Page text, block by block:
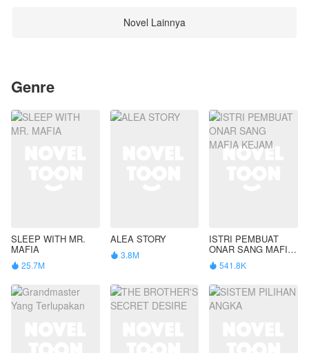
Novel Lainnya
Genre
SLEEP WITH MR.
MAFIA
 25.7M
ALEA STORY
 3.8M
ISTRI PEMBUAT
ONAR SANG MAFIA
KEJAM
 541.8K